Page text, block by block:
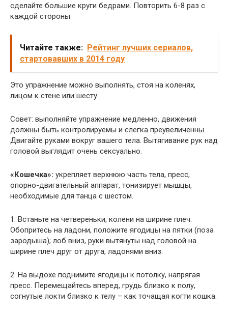
сделайте большие круги бедрами. Повторить 6-8 раз с
каждой стороны.
Читайте также: Рейтинг лучших сериалов,
стартовавших в 2014 году
Это упражнение можно выполнять, стоя на коленях,
лицом к стене или шесту.
Совет: выполняйте упражнение медленно, движения
должны быть контролируемы и слегка преувеличенны.
Двигайте руками вокруг вашего тела. Вытягивание рук над
головой выглядит очень сексуально.
«Кошечка»: укрепляет верхнюю часть тела, пресс,
опорно-двигательный аппарат, тонизирует мышцы,
необходимые для танца с шестом.
1. Встаньте на четвереньки, колени на ширине плеч.
Обопритесь на ладони, положите ягодицы на пятки (поза
зародыша); лоб вниз, руки вытянуты над головой на
ширине плеч друг от друга, ладонями вниз.
2. На выдохе поднимите ягодицы к потолку, напрягая
пресс. Перемещайтесь вперед, грудь близко к полу,
согнутые локти близко к телу – как точащая когти кошка.